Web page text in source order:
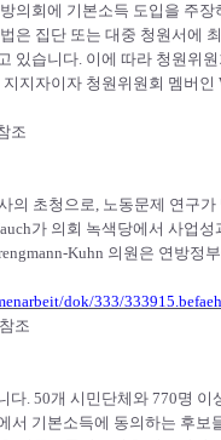
의회에 기본소득 도입을 주
은 집단 또는 대중 청원서에
있습니다. 이에 따라 청원위
지자이자 청원위원회 멤버인
조
의 초청으로, 노동문제 연구
가 의회 녹색당에서 사업
Kuhn 의원은 연방정
dok/333/
조
. 50개 시민단체와 770명
서 기본소득에 동의하는 후보